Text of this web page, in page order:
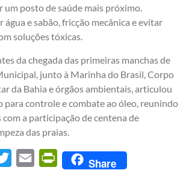
um posto de saúde mais próximo.
água e sabão, fricção mecânica e evitar
soluções tóxicas.
da chegada das primeiras manchas de
junto à Marinha do Brasil, Corpo
da Bahia e órgãos ambientais, articulou
para controle e combate ao óleo, reunindo
a participação de centena de
das praias.
Twitter Email PrintFriendly
Share